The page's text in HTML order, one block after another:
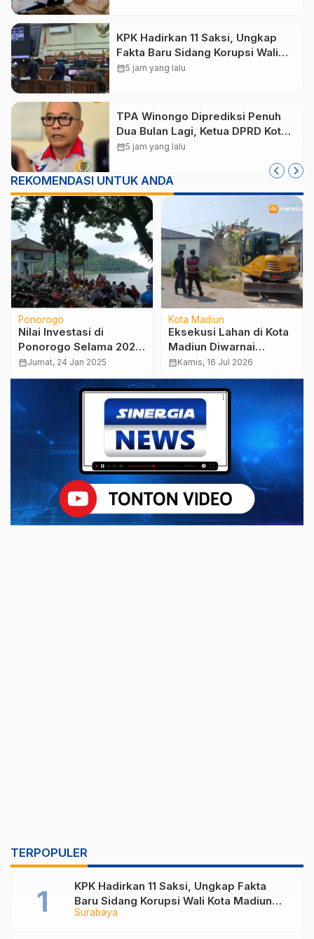
KPK Hadirkan 11 Saksi, Ungkap
Fakta Baru Sidang Korupsi Wali
Kota Madiun Nonaktif Maidi
calendar_month5 jam yang lalu
TPA Winongo Diprediksi Penuh
Dua Bulan Lagi, Ketua DPRD Kota
Madiun Desak Pemkot Percepat
calendar_month5 jam yang lalu
REKOMENDASI UNTUK ANDA
Ponorogo
Nilai Investasi di
Ponorogo Selama 2024
Tembus Rp 360 Miliar
calendar_monthJumat, 24 Jan 2025
Kota Madiun
Eksekusi Lahan di Kota
Madiun Diwarnai
Ketegangan, PN:
Putusan Sudah
Berkekuatan Hukum
Tetap
calendar_monthKamis, 16 Jul 2026
TERPOPULER
Surabaya
KPK Hadirkan 11 Saksi, Ungkap Fakta
Baru Sidang Korupsi Wali Kota Madiun
Nonaktif Maidi